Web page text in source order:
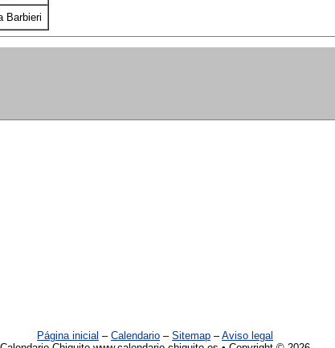
Barbieri
Página inicial – Calendario – Sitemap –Aviso legal